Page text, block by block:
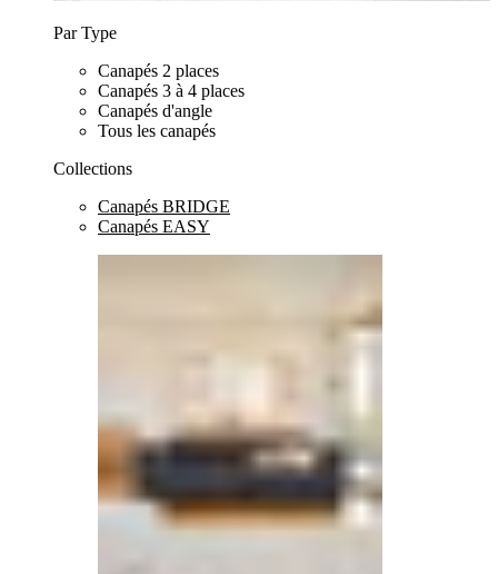
Par Type
Canapés 2 places
Canapés 3 à 4 places
Canapés d'angle
Tous les canapés
Collections
Canapés BRIDGE
Canapés EASY